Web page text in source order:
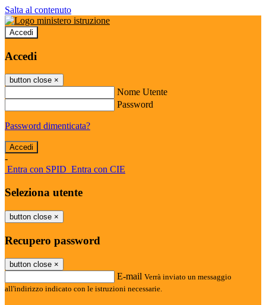
Salta al contenuto
Accedi
Accedi
button close ×
Nome Utente
Password
Password dimenticata?
-
Entra con SPID Entra con CIE
Seleziona utente
button close ×
Recupero password
button close ×
E-mail Verrà inviato un messaggio
all'indirizzo indicato con le istruzioni necessarie.